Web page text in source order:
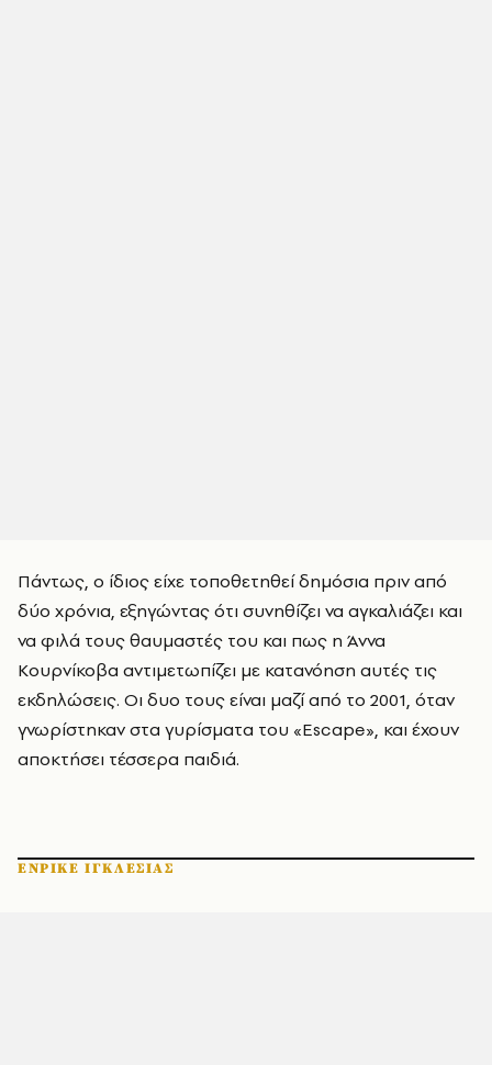
Πάντως, ο ίδιος είχε τοποθετηθεί δημόσια πριν από
δύο χρόνια, εξηγώντας ότι συνηθίζει να αγκαλιάζει και
να φιλά τους θαυμαστές του και πως η Άννα
Κουρνίκοβα αντιμετωπίζει με κατανόηση αυτές τις
εκδηλώσεις. Οι δυο τους είναι μαζί από το 2001, όταν
γνωρίστηκαν στα γυρίσματα του «Escape», και έχουν
αποκτήσει τέσσερα παιδιά.
ΕΝΡΙΚΕ ΙΓΚΛΕΣΙΑΣ